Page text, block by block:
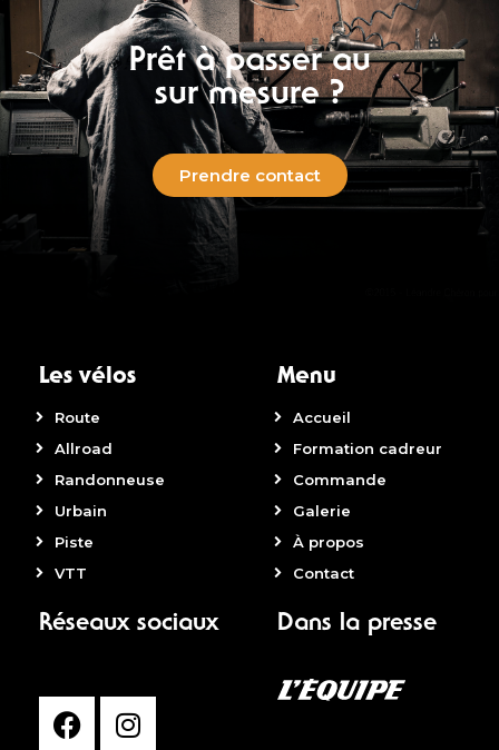
Prêt à passer au
sur mesure ?
Prendre contact
Les vélos
Route
Allroad
Randonneuse
Urbain
Piste
VTT
Menu
Accueil
Formation cadreur
Commande
Galerie
À propos
Contact
Réseaux sociaux Dans la presse